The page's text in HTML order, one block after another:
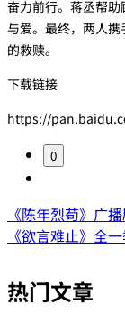
奋力前行。蒋丞帮
与爱。最终，两人
的救赎。
下载链接
https://
0
《陈年烈苟》广
《欲言难止》全
热门文章